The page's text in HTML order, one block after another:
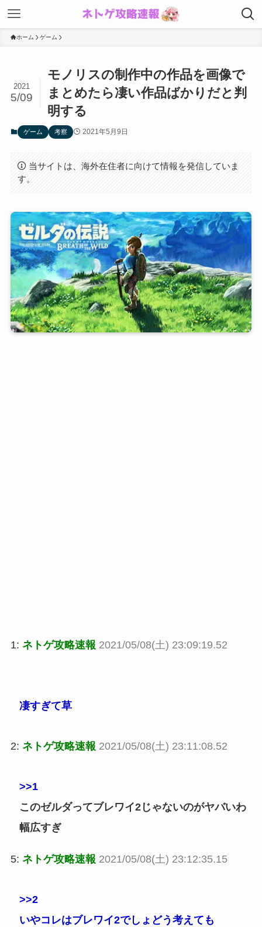
ホーム ゲーム
モノリスの制作中の作品を画像で
まとめたら凄い作品ばかりだと判
明する
2021
5/09
ゲーム 考察 2021年5月9日
当サイトは、海外在住者に向けて情報を発信していま
す。
1: ネトゲ攻略速報 2021/05/08(土) 23:09:19.52
凄すぎて草
2: ネトゲ攻略速報 2021/05/08(土) 23:11:08.52
>>1
このゼルダってブレワイ2じゃないのがヤバいわ
幅広すぎ
5: ネトゲ攻略速報 2021/05/08(土) 23:12:35.15
>>2
いやコレはブレワイ2でしょどう考えても